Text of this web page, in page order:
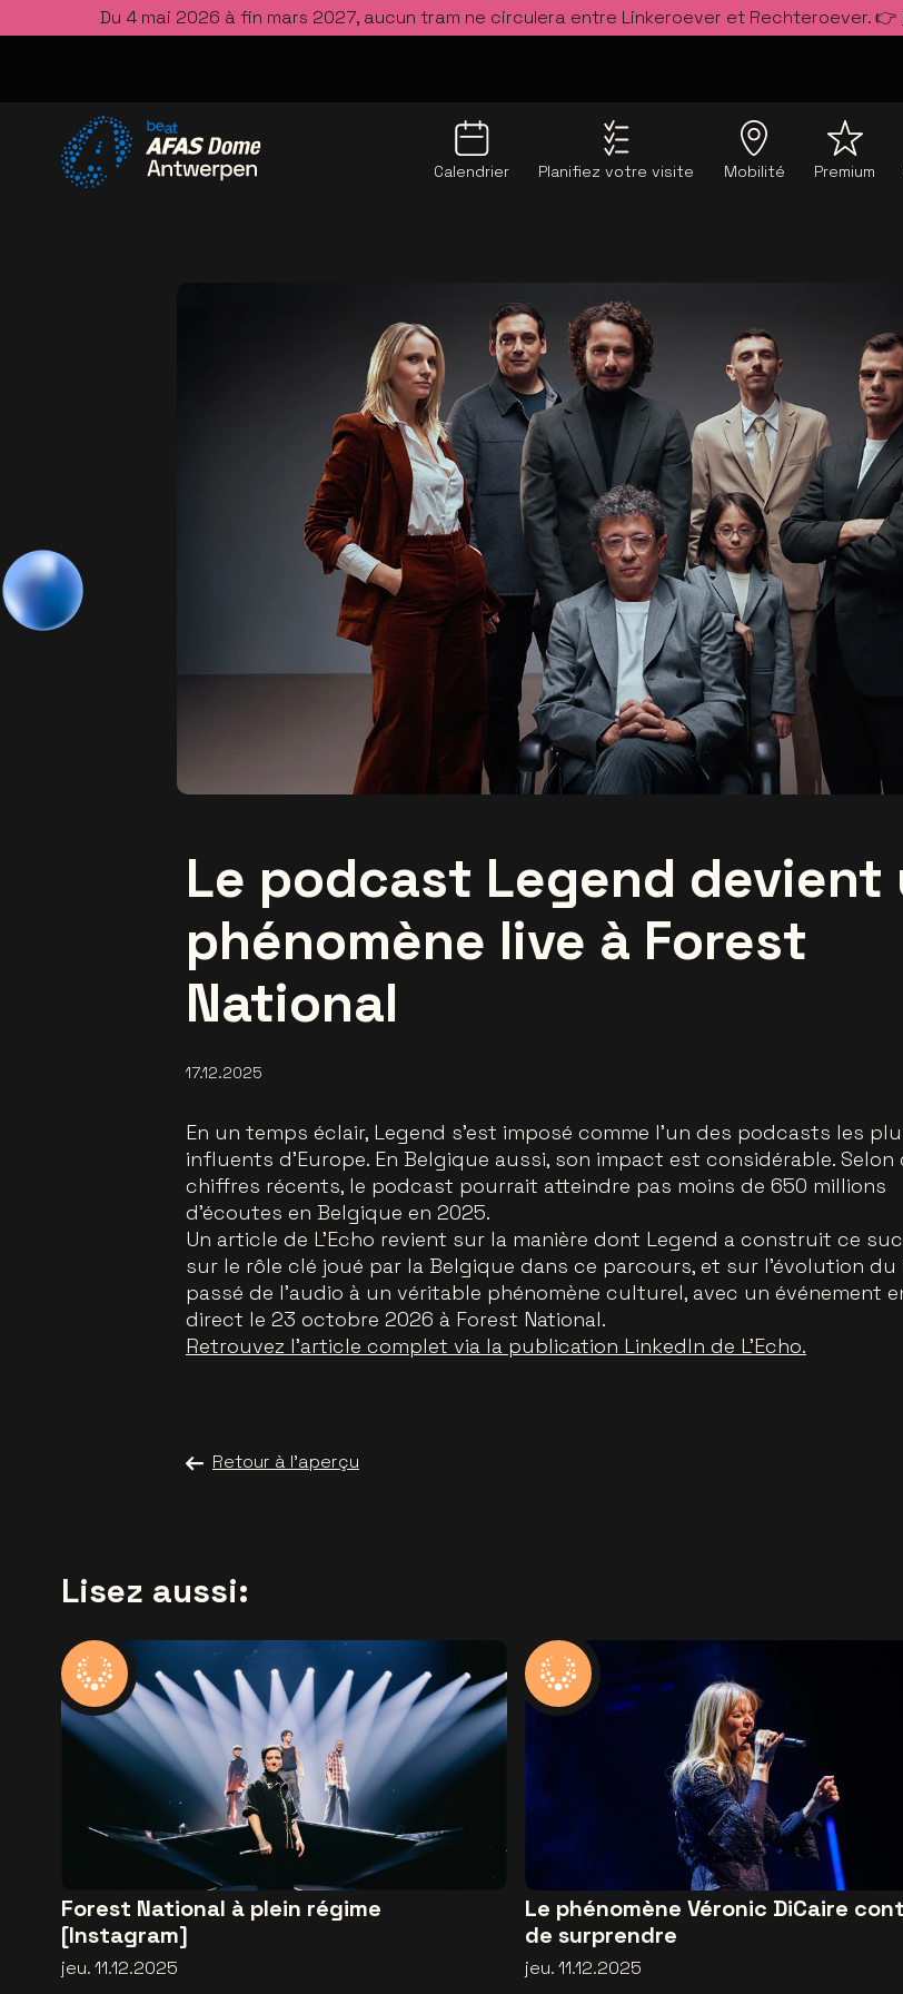
Du 4 mai 2026 à fin mars 2027, aucun tram ne circulera entre Linkeroever et Rechteroever. 👉
Calendrier Planifiez votre visite Mobilité Premium
Le podcast Legend devient
phénomène live à Forest
National
17.12.2025
En un temps éclair, Legend s’est imposé comme l’un des podcasts les
influents d’Europe. En Belgique aussi, son impact est considérable. Selon
chiffres récents, le podcast pourrait atteindre pas moins de 650 millions
d’écoutes en Belgique en 2025.
Un article de L’Echo revient sur la manière dont Legend a construit ce
sur le rôle clé joué par la Belgique dans ce parcours, et sur l’évolution du
passé de l’audio à un véritable phénomène culturel, avec un événement
direct le 23 octobre 2026 à Forest National.
Retrouvez l’article complet via la publication LinkedIn de L’Echo.
Retour à l'aperçu
Lisez aussi:
Forest National à plein régime
[Instagram]
jeu. 11.12.2025
Le phénomène Véronic DiCaire
de surprendre
jeu. 11.12.2025